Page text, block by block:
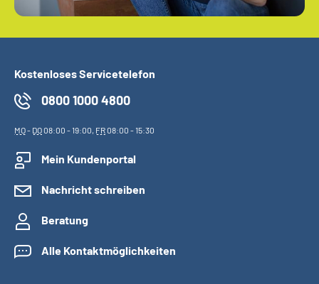
Kostenloses Servicetelefon
0800 1000 4800
MO- DO08:00 - 19:00, FR08:00 - 15:30
Mein Kundenportal
Nachricht schreiben
Beratung
Alle Kontaktmöglichkeiten